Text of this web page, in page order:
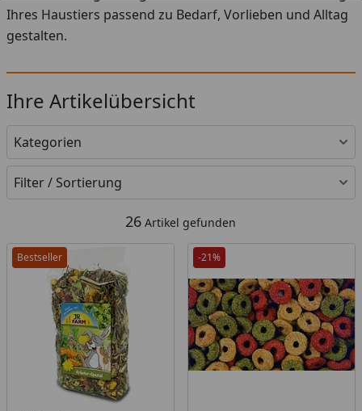
Ihres Haustiers passend zu Bedarf, Vorlieben und Alltag
gestalten.
Ihre Artikelübersicht
Kategorien
Filter / Sortierung
26 Artikel gefunden
Bestseller -21%